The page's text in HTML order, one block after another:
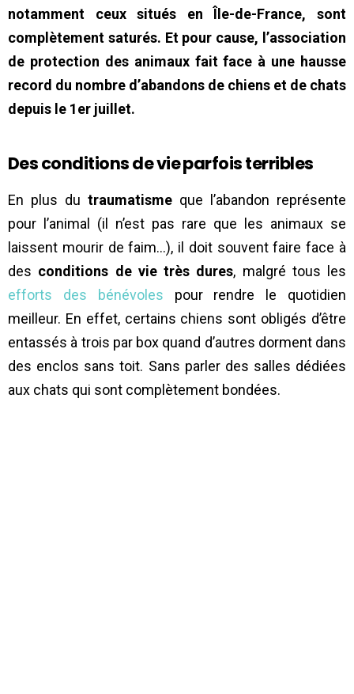
notamment ceux situés en Île-de-France, sont
complètement saturés. Et pour cause, l’association
de protection des animaux fait face à une hausse
record du nombre d’abandons de chiens et de chats
depuis le 1er juillet.
Des conditions de vie parfois terribles
En plus du traumatisme que l’abandon représente
pour l’animal (il n’est pas rare que les animaux se
laissent mourir de faim…), il doit souvent faire face à
des conditions de vie très dures, malgré tous les
efforts des bénévoles pour rendre le quotidien
meilleur. En effet, certains chiens sont obligés d’être
entassés à trois par box quand d’autres dorment dans
des enclos sans toit. Sans parler des salles dédiées
aux chats qui sont complètement bondées.